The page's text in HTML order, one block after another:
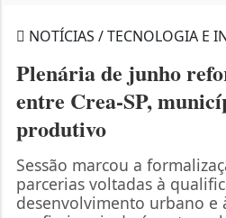
NOTÍCIAS / TECNOLOGIA E
Plenária de junho
entre Crea-SP,
produtivo
Sessão marcou a
parcerias voltadas à
desenvolvimento urbano e